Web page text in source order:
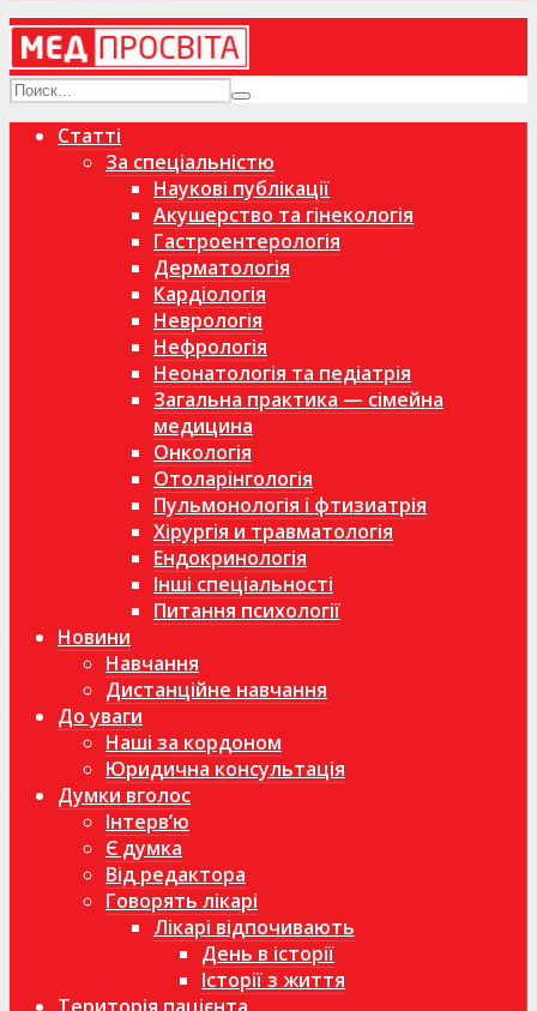
Статті
За спеціальністю
Наукові публікації
Акушерство та гінекологія
Гастроентерологія
Дерматологія
Кардіологія
Неврологія
Нефрологія
Неонатологія та педіатрія
Загальна практика — сімейна
медицина
Онкологія
Отоларінгологія
Пульмонологія і фтизиатрія
Хірургія и травматологія
Ендокринологія
Інші спеціальності
Питання психології
Новини
Навчання
Дистанційне навчання
До уваги
Наші за кордоном
Юридична консультація
Думки вголос
Інтерв’ю
Є думка
Від редактора
Говорять лікарі
Лікарі відпочивають
День в історії
Історії з життя
Територія пацієнта